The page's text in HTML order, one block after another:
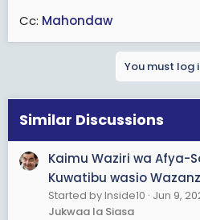
Cc: Mahondaw
You must log
Similar Discussions
Kaimu Waziri wa Afya-
Kuwatibu wasio
Started by Inside10 Jun 9,
Jukwaa la Siasa